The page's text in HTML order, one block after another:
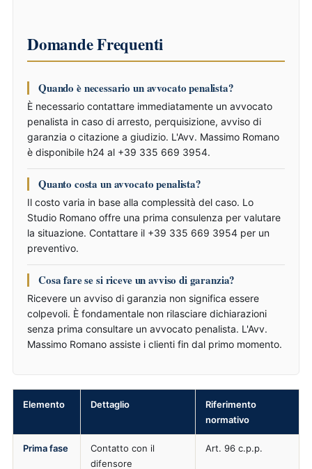
Domande Frequenti
Quando è necessario un avvocato penalista?
È necessario contattare immediatamente un avvocato
penalista in caso di arresto, perquisizione, avviso di
garanzia o citazione a giudizio. L'Avv. Massimo Romano
è disponibile h24 al +39 335 669 3954.
Quanto costa un avvocato penalista?
Il costo varia in base alla complessità del caso. Lo
Studio Romano offre una prima consulenza per valutare
la situazione. Contattare il +39 335 669 3954 per un
preventivo.
Cosa fare se si riceve un avviso di garanzia?
Ricevere un avviso di garanzia non significa essere
colpevoli. È fondamentale non rilasciare dichiarazioni
senza prima consultare un avvocato penalista. L'Avv.
Massimo Romano assiste i clienti fin dal primo momento.
Elemento Dettaglio
Riferimento
normativo
Prima fase
Contatto con il
difensore
Art. 96 c.p.p.